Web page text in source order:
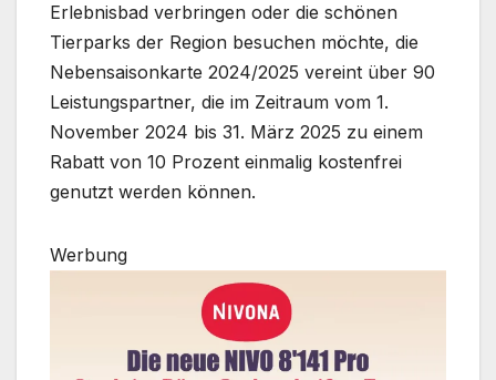
Erlebnisbad verbringen oder die schönen
Tierparks der Region besuchen möchte, die
Nebensaisonkarte 2024/2025 vereint über 90
Leistungspartner, die im Zeitraum vom 1.
November 2024 bis 31. März 2025 zu einem
Rabatt von 10 Prozent einmalig kostenfrei
genutzt werden können.
Werbung